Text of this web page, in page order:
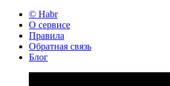
© Habr
О сервисе
Правила
Обратная связь
Блог